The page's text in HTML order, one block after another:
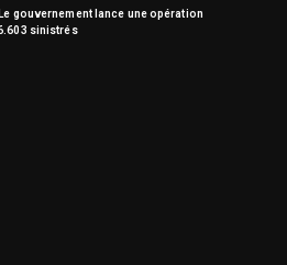
gouvernement lance une opération
sinistrés